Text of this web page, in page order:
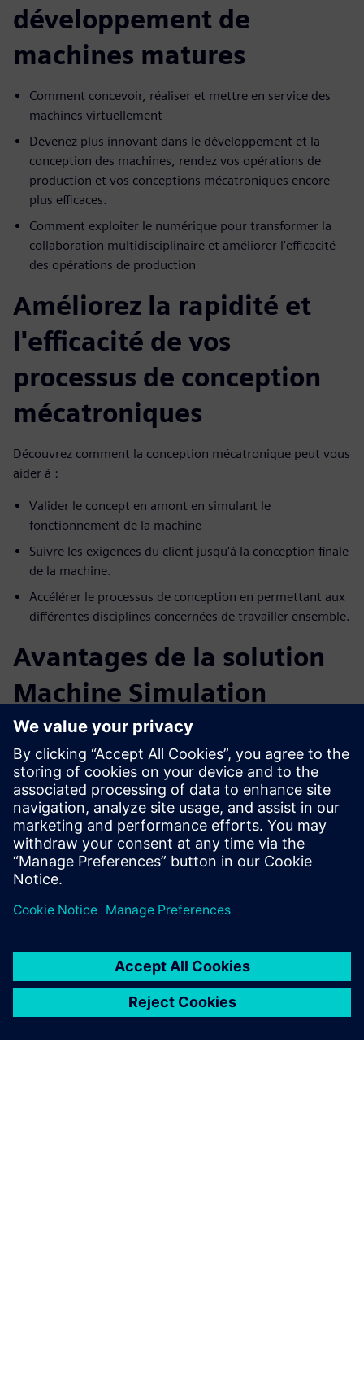
développement de
machines matures
Comment concevoir, réaliser et mettre en service des
machines virtuellement
Devenez plus innovant dans le développement et la
conception des machines, rendez vos opérations de
production et vos conceptions mécatroniques encore
plus efficaces.
Comment exploiter le numérique pour transformer la
collaboration multidisciplinaire et améliorer l'efficacité
des opérations de production
Améliorez la rapidité et
l'efficacité de vos
processus de conception
mécatroniques
Découvrez comment la conception mécatronique peut vous
aider à :
Valider le concept en amont en simulant le
fonctionnement de la machine
Suivre les exigences du client jusqu'à la conception finale
de la machine.
Accélérer le processus de conception en permettant aux
différentes disciplines concernées de travailler ensemble.
Avantages de la solution
Machine Simulation
développée par Siemens
Aujourd'hui, ce sont les logiciels qui font tourner les
machines. C'est pourquoi, utiliser le jumeau numérique
d'une machine pour vos simulations peut vous faire gagner
énormément de temps sans épuiser vos ressources. Avec
Machine Simulation, les validations du logiciel de
l'automate se font dans un environnement géré avec une
stratégie de développement de produit entièrement
modulable.